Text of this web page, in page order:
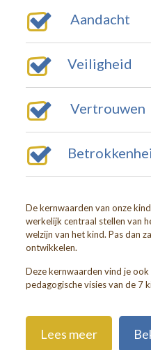
Aandacht
Veiligheid
Vertrouwen
De kernwaarden van onze
werkelijk centraal stellen van
welzijn van het kind. Pas dan
ontwikkelen.
Deze kernwaarden vind je
pedagogische visies van de 7
Lees meer